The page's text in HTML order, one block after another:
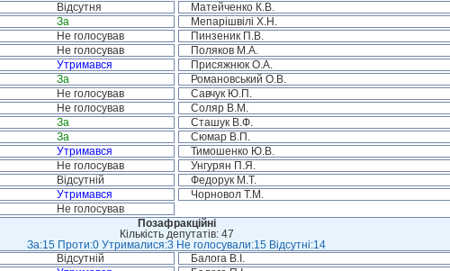
Відсутня Матейченко К.В.
За Мепарішвілі Х.Н.
Не голосував Пинзеник П.В.
Не голосував Поляков М.А.
Утримався Присяжнюк О.А.
За Романовський О.В.
Не голосував Савчук Ю.П.
Не голосував Соляр В.М.
За Сташук В.Ф.
За Сюмар В.П.
Утримався Тимошенко Ю.В.
Не голосував Унгурян П.Я.
Відсутній Федорук М.Т.
Утримався Чорновол Т.М.
Не голосував
Позафракційні
Кількість депутатів: 47
За:15 Проти:0 Утрималися:3 Не голосували:15 Відсутні:14
Відсутній Балога В.І.